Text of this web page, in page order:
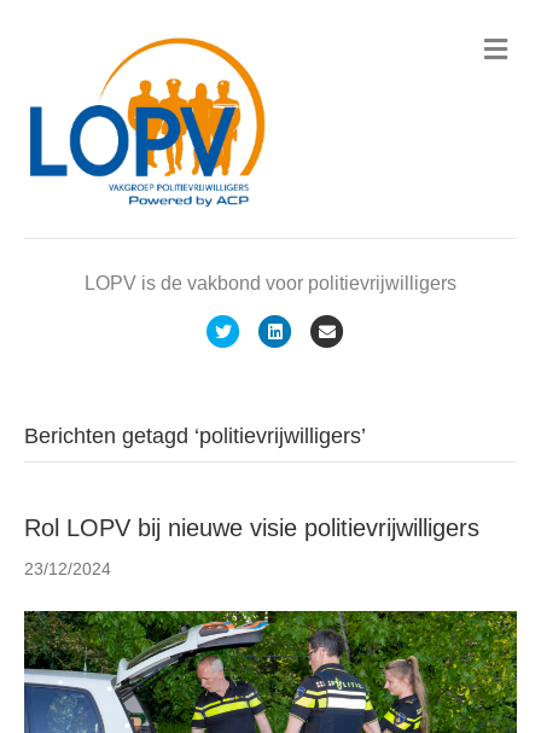
LOPV is de vakbond voor politievrijwilligers
T
t
t
r
L
k
e
i
E
i
l
M
e
Berichten getagd ‘politievrijwilligers’
Rol LOPV bij nieuwe visie politievrijwilligers
23/12/2024